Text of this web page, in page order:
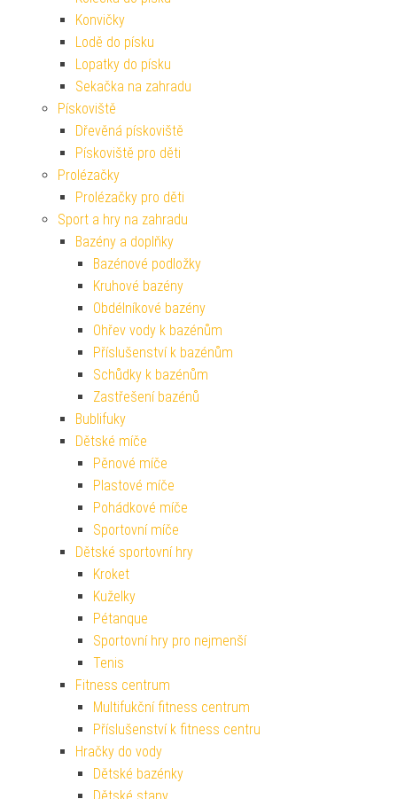
Konvičky
Lodě do písku
Lopatky do písku
Sekačka na zahradu
Pískoviště
Dřevěná pískoviště
Pískoviště pro děti
Prolézačky
Prolézačky pro děti
Sport a hry na zahradu
Bazény a doplňky
Bazénové podložky
Kruhové bazény
Obdélníkové bazény
Ohřev vody k bazénům
Příslušenství k bazénům
Schůdky k bazénům
Zastřešení bazénů
Bublifuky
Dětské míče
Pěnové míče
Plastové míče
Pohádkové míče
Sportovní míče
Dětské sportovní hry
Kroket
Kuželky
Pétanque
Sportovní hry pro nejmenší
Tenis
Fitness centrum
Multifukční fitness centrum
Příslušenství k fitness centru
Hračky do vody
Dětské bazénky